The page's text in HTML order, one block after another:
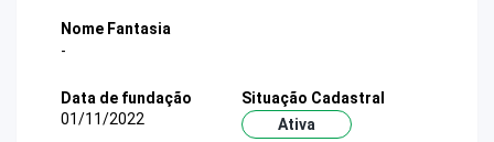
Nome Fantasia
-
Data de fundação
01/11/2022
Situação Cadastral
Ativa